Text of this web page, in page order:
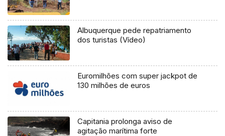
Albuquerque pede repatriamento
dos turistas (Vídeo)
Euromilhões com super jackpot de
130 milhões de euros
Capitania prolonga aviso de
agitação marítima forte